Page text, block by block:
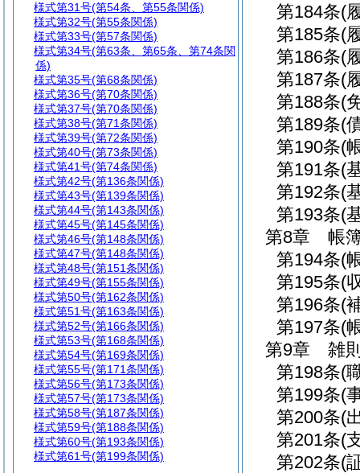
第184条(
第185条(
第186条(
第187条(
第188条(
第189条(
第190条(
第191条(
第192条(
第193条(
第8章
帳
第194条(
第195条(
第196条(
第197条(
第9章
雑
第198条(
第199条(
第200条(
第201条(
第202条(
様式第31号(第54条、第55条関係)
様式第32号(第55条関係)
様式第33号(第57条関係)
様式第34号(第63条、第65条、第74条関
係)
様式第35号(第68条関係)
様式第36号(第70条関係)
様式第37号(第70条関係)
様式第38号(第71条関係)
様式第39号(第72条関係)
様式第40号(第73条関係)
様式第41号(第74条関係)
様式第42号(第136条関係)
様式第43号(第139条関係)
様式第44号(第143条関係)
様式第45号(第145条関係)
様式第46号(第148条関係)
様式第47号(第148条関係)
様式第48号(第151条関係)
様式第49号(第155条関係)
様式第50号(第162条関係)
様式第51号(第163条関係)
様式第52号(第166条関係)
様式第53号(第168条関係)
様式第54号(第169条関係)
様式第55号(第171条関係)
様式第56号(第173条関係)
様式第57号(第173条関係)
様式第58号(第187条関係)
様式第59号(第188条関係)
様式第60号(第193条関係)
様式第61号(第199条関係)